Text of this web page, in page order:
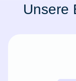
Unsere